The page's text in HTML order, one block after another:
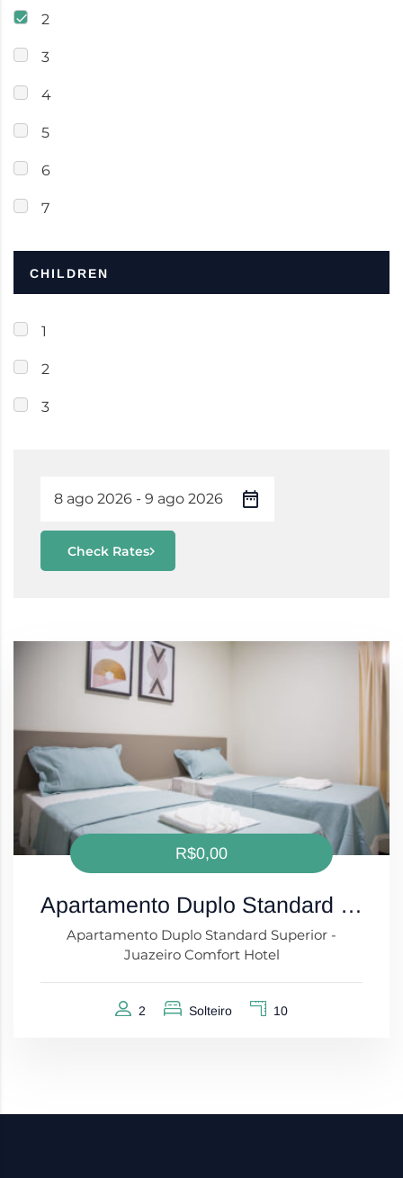
2
3
4
5
6
7
CHILDREN
1
2
3
Check Rates
R$0,00
Apartamento Duplo Standard Superior
Apartamento Duplo Standard Superior -
Juazeiro Comfort Hotel
2 Solteiro 10